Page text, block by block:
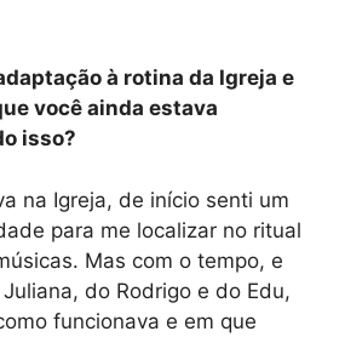
à rotina da Igreja e
você ainda estava
isso?
na Igreja, de início senti um
para me localizar no ritual
Mas com o tempo, e
do Rodrigo e do Edu,
funcionava e em que